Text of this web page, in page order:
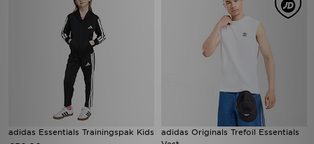
adidas Essentials Trainingspak Kids
adidas Originals Trefoil Essentials